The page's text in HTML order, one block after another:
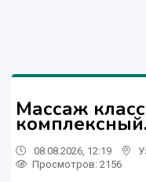
Массаж
08.08.2026, 12:19
Просмотров: 2156